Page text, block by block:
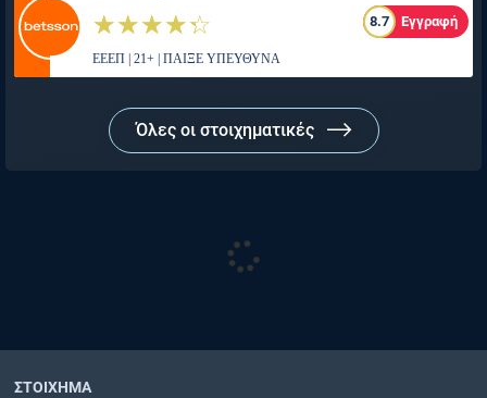
☆☆☆☆☆
★★★★★ 8.7 Εγγραφή
ΕΕΕΠ | 21+ | ΠΑΙΞΕ ΥΠΕΥΘΥΝΑ
Όλες οι στοιχηματικές
ΣΤΟΙΧΗΜΑ